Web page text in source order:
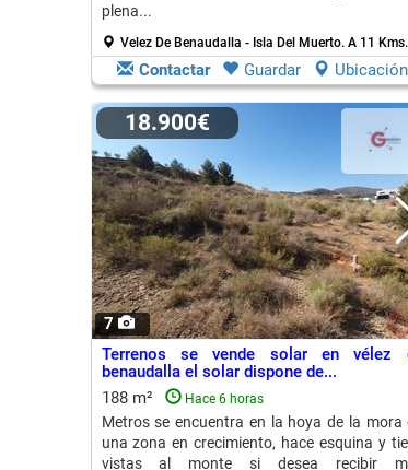
plena...
Velez De Benaudalla - Isla Del Muerto. A 11
Contactar Guardar Ubicación
7
18.900€
Terrenos se vende solar en vélez
benaudalla el solar dispone de...
188 m²
Hace 6 horas
Metros se encuentra en la hoya de la mora
una zona en crecimiento, hace esquina y
vistas al monte si desea recibir